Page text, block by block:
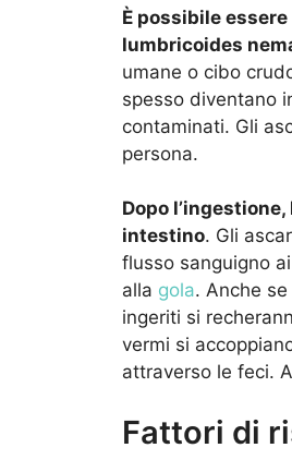
È possibile
lumbricoides
umane o cibo
spesso diventano
contaminati. Gli
persona.
Dopo
intestino. Gli
flusso sanguigno
alla gola. Anche
ingeriti si
vermi si
attraverso le feci.
Fattori di